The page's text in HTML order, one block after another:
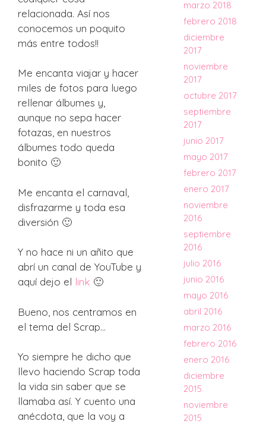
relacionada. Así nos
conocemos un poquito
más entre todos!!
Me encanta viajar y hacer
miles de fotos para luego
rellenar álbumes y,
aunque no sepa hacer
fotazas, en nuestros
álbumes todo queda
bonito 🙂
Me encanta el carnaval,
disfrazarme y toda esa
diversión 🙂
Y no hace ni un añito que
abrí un canal de YouTube y
aquí dejo el link 🙂
Bueno, nos centramos en
el tema del Scrap…
Yo siempre he dicho que
llevo haciendo Scrap toda
la vida sin saber que se
llamaba así. Y cuento una
anécdota, que la voy a
marzo 2018
febrero 2018
diciembre
2017
noviembre
2017
octubre 2017
septiembre
2017
junio 2017
mayo 2017
febrero 2017
enero 2017
noviembre
2016
septiembre
2016
julio 2016
junio 2016
mayo 2016
abril 2016
marzo 2016
febrero 2016
enero 2016
diciembre
2015
noviembre
2015